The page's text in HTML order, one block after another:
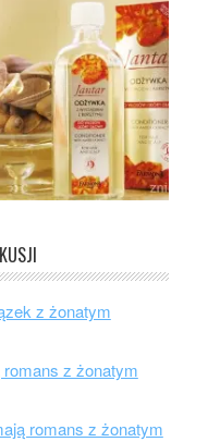
z żonatym
z żonatym
romans z żonatym